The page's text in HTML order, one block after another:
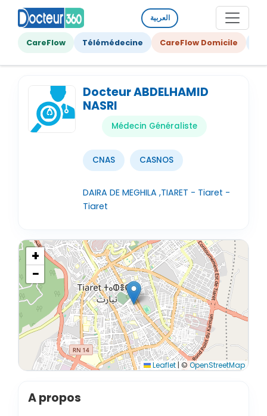
العربية
CareFlow Télémédecine CareFlow Domicile
Docteur ABDELHAMID
NASRI
Médecin Généraliste
CNAS CASNOS
DAIRA DE MEGHILA ,TIARET - Tiaret -
Tiaret
+
−
Leaflet| © OpenStreetMap
A propos